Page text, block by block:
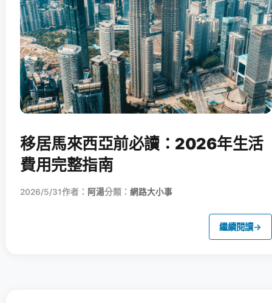
移居馬來西亞前必讀：2026年生活
費用完整指南
2026/5/31作者： 阿湯分類： 網路大小事
繼續閱讀→